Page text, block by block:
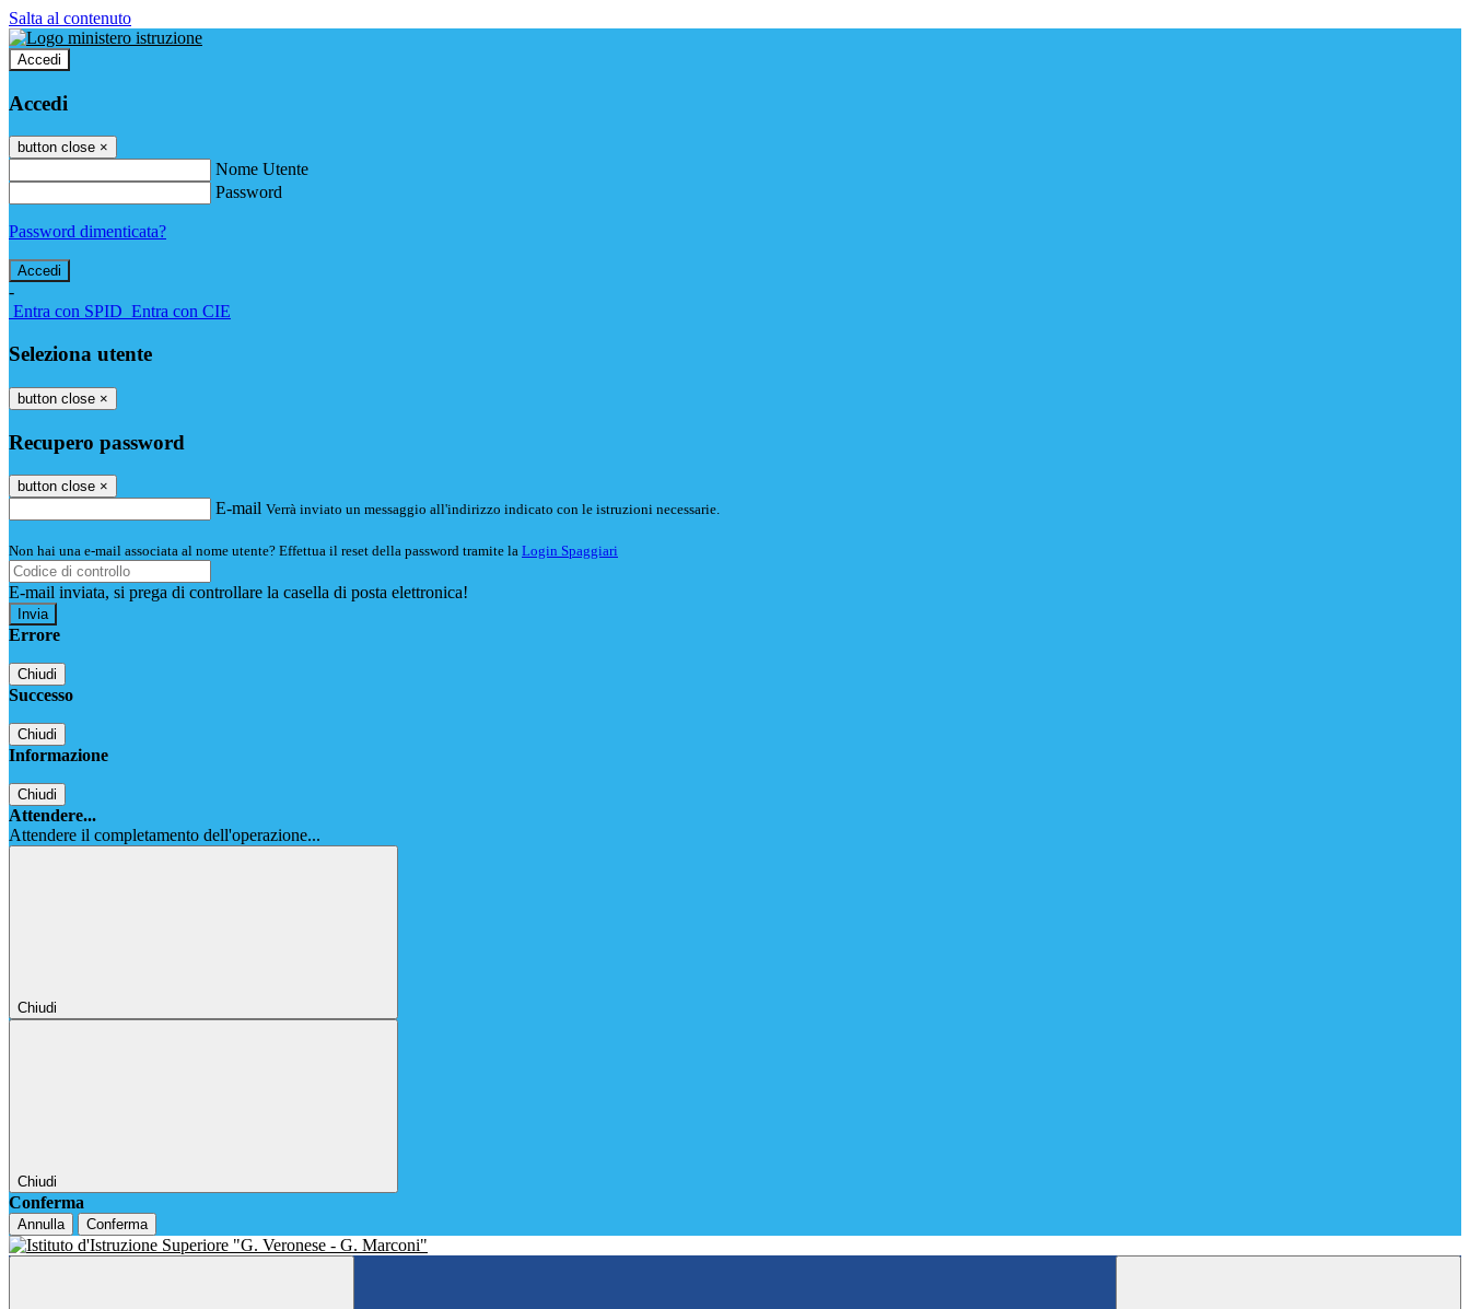
Salta al contenuto
Accedi
Accedi
button close ×
Nome Utente
Password
Password dimenticata?
-
Entra con SPID Entra con CIE
Seleziona utente
button close ×
Recupero password
button close ×
E-mail Verrà inviato un messaggio all'indirizzo indicato con le istruzioni necessarie.
Non hai una e-mail associata al nome utente? Effettua il reset della password tramite la Login Spaggiari
E-mail inviata, si prega di controllare la casella di posta elettronica!
Errore
Chiudi
Successo
Chiudi
Informazione
Chiudi
Attendere...
Attendere il completamento dell'operazione...
Chiudi
Chiudi
Conferma
Annulla Conferma